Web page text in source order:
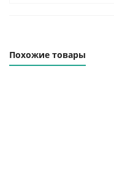
Похожие товары